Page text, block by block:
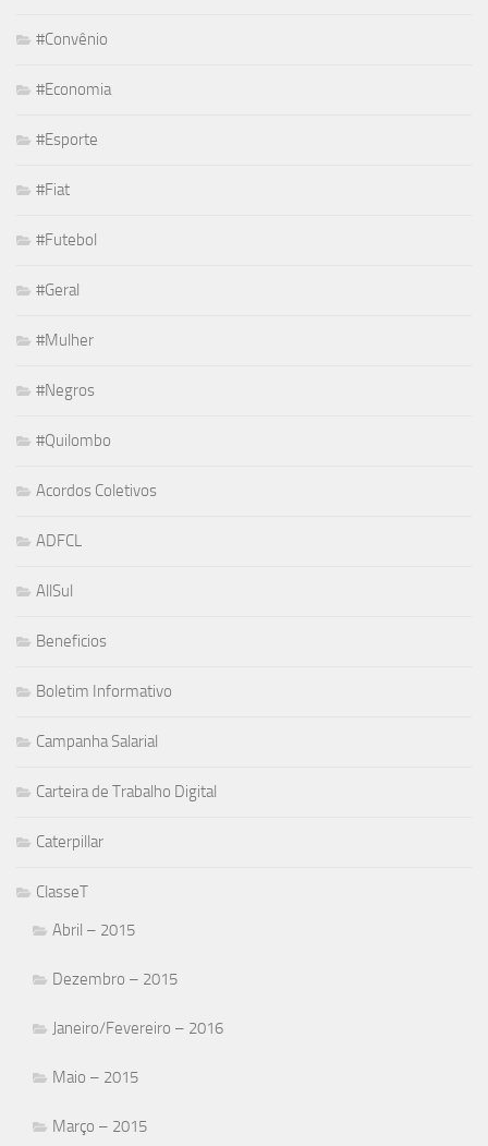
#Convênio
#Economia
#Esporte
#Fiat
#Futebol
#Geral
#Mulher
#Negros
#Quilombo
Acordos Coletivos
ADFCL
AllSul
Beneficios
Boletim Informativo
Campanha Salarial
Carteira de Trabalho Digital
Caterpillar
ClasseT
Abril – 2015
Dezembro – 2015
Janeiro/Fevereiro – 2016
Maio – 2015
Março – 2015